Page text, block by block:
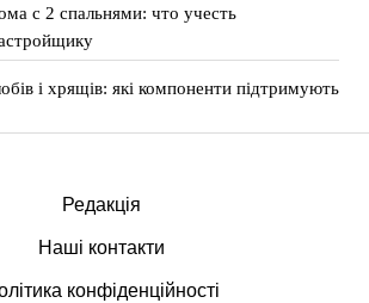
с 2 спальнями: что учесть
і хрящів: які компоненти підтримують
Редакція
Наші контакти
конфіденційності